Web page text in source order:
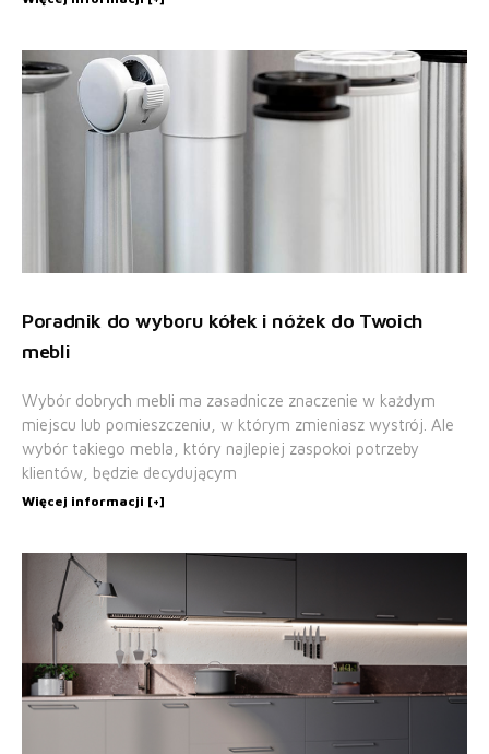
Poradnik do wyboru kółek i nóżek do Twoich
mebli
Wybór dobrych mebli ma zasadnicze znaczenie w każdym
miejscu lub pomieszczeniu, w którym zmieniasz wystrój. Ale
wybór takiego mebla, który najlepiej zaspokoi potrzeby
klientów, będzie decydującym
Więcej informacji [+]